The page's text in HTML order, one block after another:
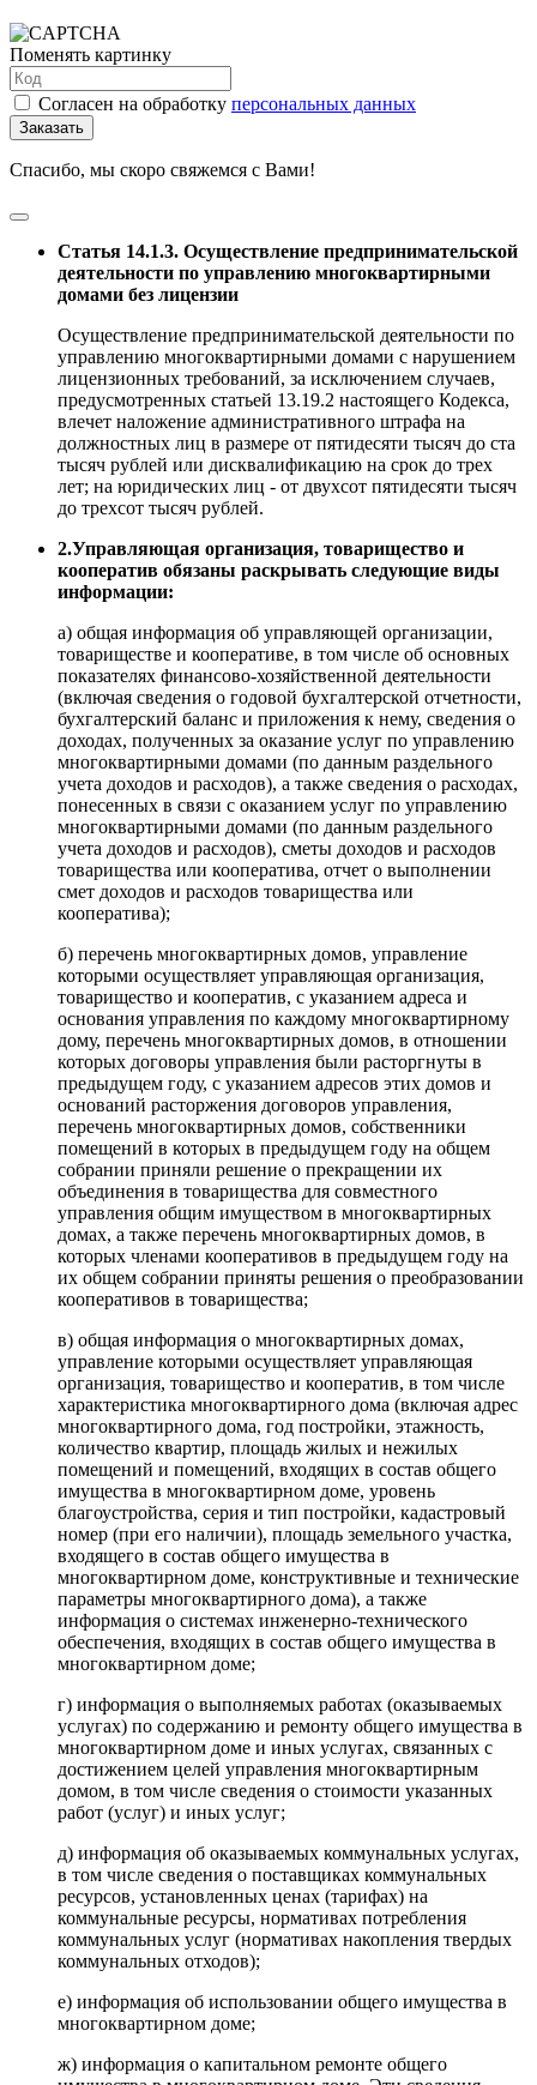
Поменять картинку
Согласен на обработку персональных данных
Заказать
Спасибо, мы скоро свяжемся с Вами!
Статья 14.1.3. Осуществление предпринимательской
деятельности по управлению многоквартирными
домами без лицензии
Осуществление предпринимательской деятельности по
управлению многоквартирными домами с нарушением
лицензионных требований, за исключением случаев,
предусмотренных статьей 13.19.2 настоящего Кодекса,
влечет наложение административного штрафа на
должностных лиц в размере от пятидесяти тысяч до ста
тысяч рублей или дисквалификацию на срок до трех
лет; на юридических лиц - от двухсот пятидесяти тысяч
до трехсот тысяч рублей.
2.Управляющая организация, товарищество и
кооператив обязаны раскрывать следующие виды
информации:
а) общая информация об управляющей организации,
товариществе и кооперативе, в том числе об основных
показателях финансово-хозяйственной деятельности
(включая сведения о годовой бухгалтерской отчетности,
бухгалтерский баланс и приложения к нему, сведения о
доходах, полученных за оказание услуг по управлению
многоквартирными домами (по данным раздельного
учета доходов и расходов), а также сведения о расходах,
понесенных в связи с оказанием услуг по управлению
многоквартирными домами (по данным раздельного
учета доходов и расходов), сметы доходов и расходов
товарищества или кооператива, отчет о выполнении
смет доходов и расходов товарищества или
кооператива);
б) перечень многоквартирных домов, управление
которыми осуществляет управляющая организация,
товарищество и кооператив, с указанием адреса и
основания управления по каждому многоквартирному
дому, перечень многоквартирных домов, в отношении
которых договоры управления были расторгнуты в
предыдущем году, с указанием адресов этих домов и
оснований расторжения договоров управления,
перечень многоквартирных домов, собственники
помещений в которых в предыдущем году на общем
собрании приняли решение о прекращении их
объединения в товарищества для совместного
управления общим имуществом в многоквартирных
домах, а также перечень многоквартирных домов, в
которых членами кооперативов в предыдущем году на
их общем собрании приняты решения о преобразовании
кооперативов в товарищества;
в) общая информация о многоквартирных домах,
управление которыми осуществляет управляющая
организация, товарищество и кооператив, в том числе
характеристика многоквартирного дома (включая адрес
многоквартирного дома, год постройки, этажность,
количество квартир, площадь жилых и нежилых
помещений и помещений, входящих в состав общего
имущества в многоквартирном доме, уровень
благоустройства, серия и тип постройки, кадастровый
номер (при его наличии), площадь земельного участка,
входящего в состав общего имущества в
многоквартирном доме, конструктивные и технические
параметры многоквартирного дома), а также
информация о системах инженерно-технического
обеспечения, входящих в состав общего имущества в
многоквартирном доме;
г) информация о выполняемых работах (оказываемых
услугах) по содержанию и ремонту общего имущества в
многоквартирном доме и иных услугах, связанных с
достижением целей управления многоквартирным
домом, в том числе сведения о стоимости указанных
работ (услуг) и иных услуг;
д) информация об оказываемых коммунальных услугах,
в том числе сведения о поставщиках коммунальных
ресурсов, установленных ценах (тарифах) на
коммунальные ресурсы, нормативах потребления
коммунальных услуг (нормативах накопления твердых
коммунальных отходов);
е) информация об использовании общего имущества в
многоквартирном доме;
ж) информация о капитальном ремонте общего